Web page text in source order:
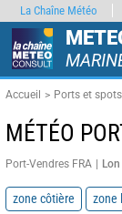
Accueil Ports et spots
MÉTÉO
Port-Vendres FRA
zone côtière zone
La Chaîne Météo